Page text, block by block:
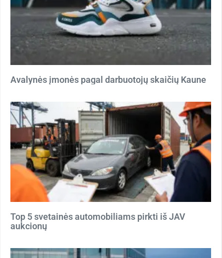
Avalynės įmonės pagal darbuotojų skaičių Kaune
Top 5 svetainės automobiliams pirkti iš JAV
aukcionų